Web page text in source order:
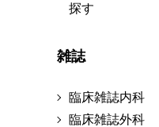
探す
雑誌
臨床雑誌内科
臨床雑誌外科